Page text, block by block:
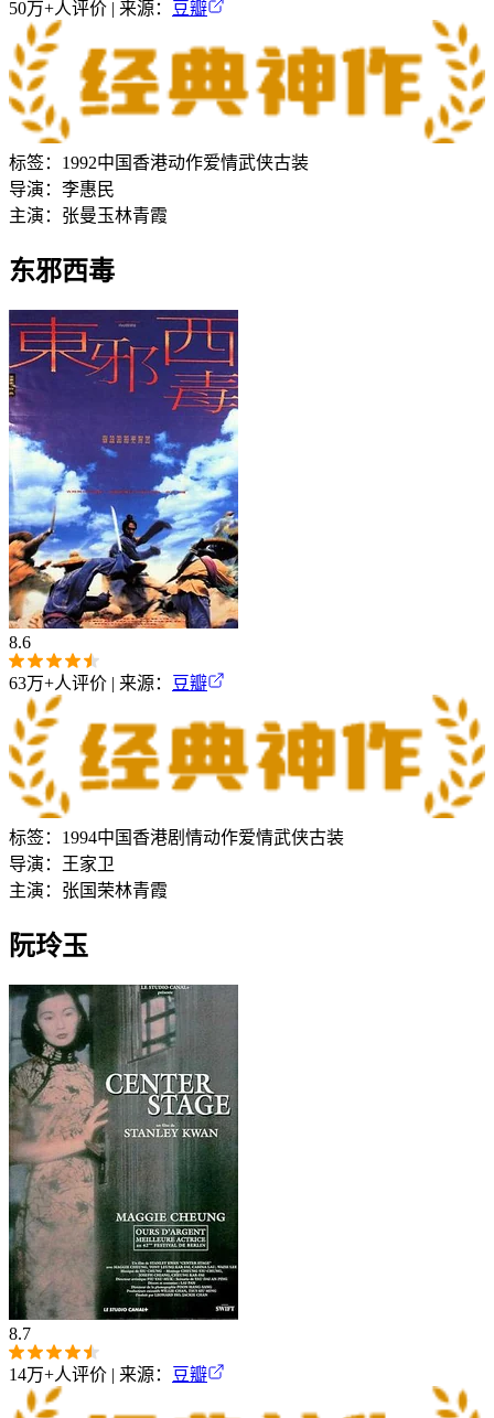
50万+人评价 | 来源： 豆瓣
标签： 1992中国香港动作爱情武侠古装
导演： 李惠民
主演： 张曼玉林青霞
东邪西毒
8.6
63万+人评价 | 来源： 豆瓣
标签： 1994中国香港剧情动作爱情武侠古装
导演：
王家卫
主演： 张国荣林青霞
阮玲玉‎
8.7
14万+人评价 | 来源： 豆瓣